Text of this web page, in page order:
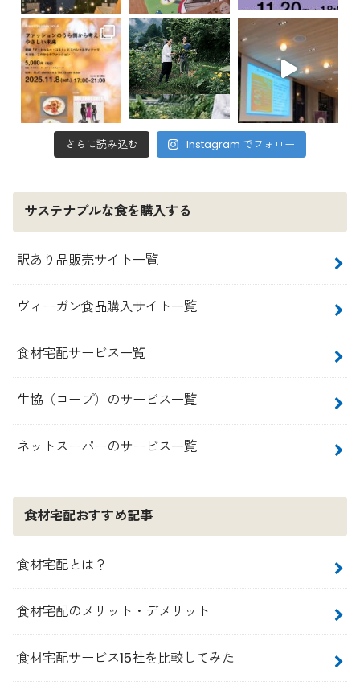
さらに読み込む Instagram でフォロー
サステナブルな食を購入する
訳あり品販売サイト一覧
ヴィーガン食品購入サイト一覧
食材宅配サービス一覧
生協（コープ）のサービス一覧
ネットスーパーのサービス一覧
食材宅配おすすめ記事
食材宅配とは？
食材宅配のメリット・デメリット
食材宅配サービス15社を比較してみた